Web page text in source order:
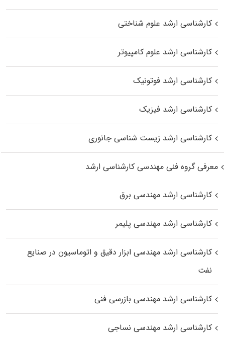
کارشناسی ارشد علوم شناختی
کارشناسی ارشد علوم کامپیوتر
کارشناسی ارشد فوتونیک
کارشناسی ارشد فیزیک
کارشناسی ارشد زیست‌ شناسی جانوری
معرفی گروه فنی مهندسی کارشناسی ارشد
کارشناسی ارشد مهندسی برق
کارشناسی ارشد مهندسی پلیمر
کارشناسی ارشد مهندسی ابزار دقیق و اتوماسیون در صنایع
نفت
کارشناسی ارشد مهندسی بازرسی فنی
کارشناسی ارشد مهندسی نساجی